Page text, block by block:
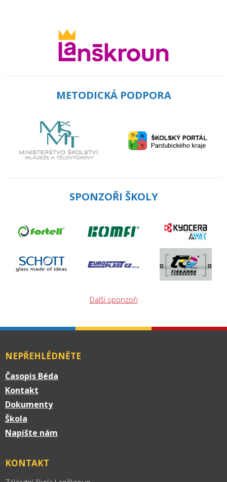
METODICKÁ PODPORA
SPONZOŘI ŠKOLY
Další sponzoři
NEPŘEHLÉDNĚTE
Časopis Béda
Kontakt
Dokumenty
Škola
Napište nám
KONTAKT